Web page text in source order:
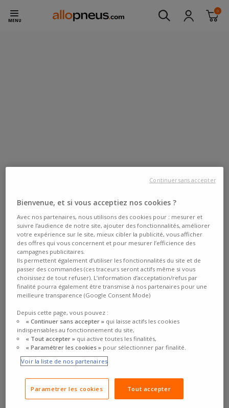
MENU
0
Bienvenue, et si vous acceptiez nos cookies ?
Avec nos partenaires, nous utilisons des cookies pour : mesurer et
suivre l’audience de notre site, ajouter des fonctionnalités, améliorer
votre expérience sur le site, mieux cibler la publicité, vous afficher
des offres qui vous concernent et pour mesurer l’efficience des
campagnes publicitaires.
Ils permettent également d’utiliser les fonctionnalités du site et de
passer des commandes (ces traceurs seront actifs même si vous
choisissez de tout refuser). L’information d’acceptation/refus par
finalité pourra également être transmise à nos partenaires pour une
meilleure transparence (Google Consent Mode)
Depuis cette page, vous pouvez :
« Continuer sans accepter »qui laisse actifs les cookies
indispensables au fonctionnement du site,
« Tout accepter »qui active toutes les finalités,
« Paramétrer les cookies »pour sélectionner par finalité.
Voir la liste de nos partenaires
Parametrer les cookies Tout accepter
Continuer sans accepter